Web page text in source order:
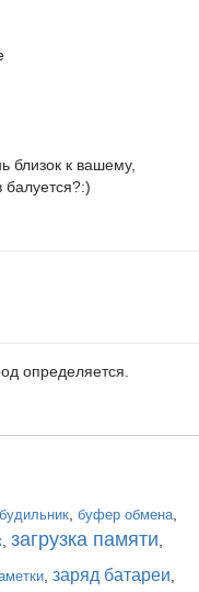
близок к вашему,
балуется?:)
определяется.
будильник буфер обмена
загрузка памяти
заряд батареи